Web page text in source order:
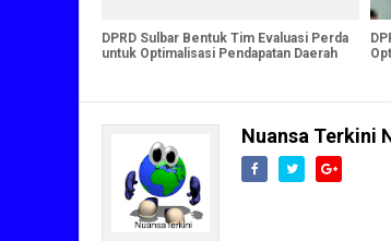
DPRD Sulbar Bentuk Tim Evaluasi Perda
untuk Optimalisasi Pendapatan Daerah
Nuansa Terkini